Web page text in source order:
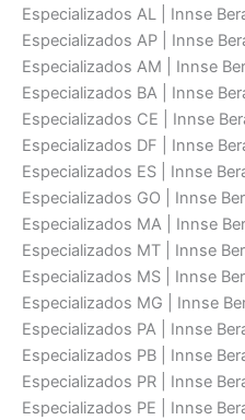
Especializados AL | Innse
Especializados AP | Innse
Especializados AM | Innse
Especializados BA | Innse
Especializados CE | Innse
Especializados DF | Innse
Especializados ES | Innse
Especializados GO | Innse
Especializados MA | Innse
Especializados MT | Innse
Especializados MS | Innse
Especializados MG | Innse
Especializados PA | Innse
Especializados PB | Innse
Especializados PR | Innse
Especializados PE | Innse